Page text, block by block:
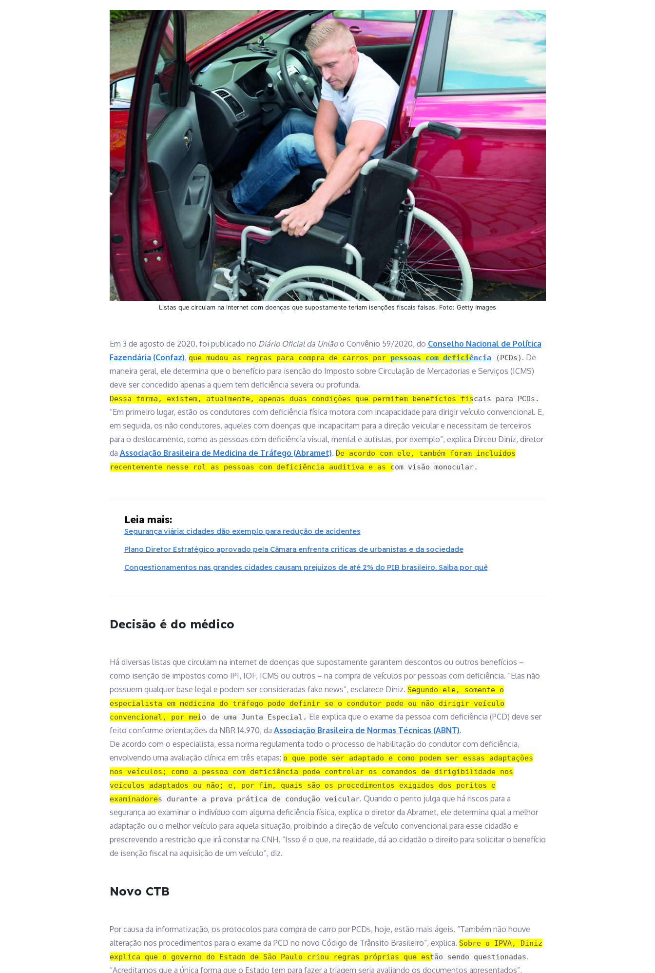
Listas que circulam na internet com doenças que supostamente teriam isenções fiscais falsas. Foto: Getty Images
Em 3 de agosto de 2020, foi publicado no Diário Oficial da Uniãoo Convênio 59/2020, do Conselho Nacional de Política
Fazendária (Confaz), que mudou as regras para compra de carros por pessoas com deficiência(PCDs) . De
maneira geral, ele determina que o benefício para isenção do Imposto sobre Circulação de Mercadorias e Serviços (ICMS)
deve ser concedido apenas a quem tem deficiência severa ou profunda.
Dessa forma, existem, atualmente, apenas duas condições que permitem benefícios fiscais para PCDs.
“Em primeiro lugar, estão os condutores com deficiência física motora com incapacidade para dirigir veículo convencional. E,
em seguida, os não condutores, aqueles com doenças que incapacitam para a direção veicular e necessitam de terceiros
para o deslocamento, como as pessoas com deficiência visual, mental e autistas, por exemplo”, explica Dirceu Diniz, diretor
da Associação Brasileira de Medicina de Tráfego (Abramet). De acordo com ele, também foram incluídos
recentemente nesse rol as pessoas com deficiência auditiva e as com visão monocular.
Leia mais:
Segurança viária: cidades dão exemplo para redução de acidentes
Plano Diretor Estratégico aprovado pela Câmara enfrenta críticas de urbanistas e da sociedade
Congestionamentos nas grandes cidades causam prejuízos de até 2% do PIB brasileiro. Saiba por quê
Decisão é do médico
Há diversas listas que circulam na internet de doenças que supostamente garantem descontos ou outros benefícios –
como isenção de impostos como IPI, IOF, ICMS ou outros – na compra de veículos por pessoas com deficiência. “Elas não
possuem qualquer base legal e podem ser consideradas fake news”, esclarece Diniz. Segundo ele, somente o
especialista em medicina do tráfego pode definir se o condutor pode ou não dirigir veículo
convencional, por meio de uma Junta Especial. Ele explica que o exame da pessoa com deficiência (PCD) deve ser
feito conforme orientações da NBR 14.970, da Associação Brasileira de Normas Técnicas (ABNT).
De acordo com o especialista, essa norma regulamenta todo o processo de habilitação do condutor com deficiência,
envolvendo uma avaliação clínica em três etapas: o que pode ser adaptado e como podem ser essas adaptações
nos veículos; como a pessoa com deficiência pode controlar os comandos de dirigibilidade nos
veículos adaptados ou não; e, por fim, quais são os procedimentos exigidos dos peritos e
examinadores durante a prova prática de condução veicular. Quando o perito julga que há riscos para a
segurança ao examinar o indivíduo com alguma deficiência física, explica o diretor da Abramet, ele determina qual a melhor
adaptação ou o melhor veículo para aquela situação, proibindo a direção de veículo convencional para esse cidadão e
prescrevendo a restrição que irá constar na CNH. “Isso é o que, na realidade, dá ao cidadão o direito para solicitar o benefício
de isenção fiscal na aquisição de um veículo”, diz.
Novo CTB
Por causa da informatização, os protocolos para compra de carro por PCDs, hoje, estão mais ágeis. “Também não houve
alteração nos procedimentos para o exame da PCD no novo Código de Trânsito Brasileiro”, explica. Sobre o IPVA, Diniz
explica que o governo do Estado de São Paulo criou regras próprias que estão sendo questionadas.
“Acreditamos que a única forma que o Estado tem para fazer a triagem seria avaliando os documentos apresentados”,